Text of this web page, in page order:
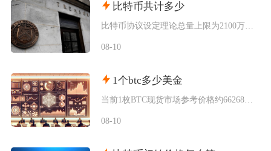
比特币共计多少
比特币协议设定理论总量上限为2100万枚，该数值被写入底层代码无法随意修改，截至当前，已经
08-10
1个btc多少美金
08-10